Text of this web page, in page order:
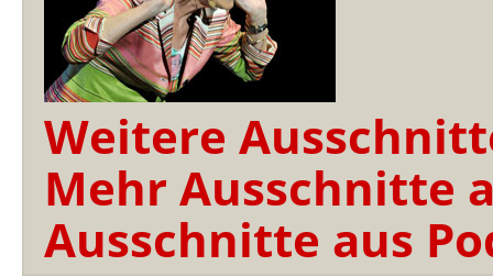
Weitere
Mehr Ausschnitte
Ausschnitte aus